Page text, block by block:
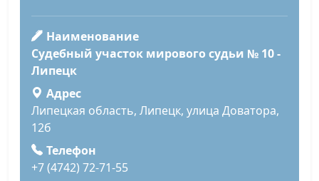
Наименование
Судебный участок мирового судьи № 10 -
Липецк
Адрес
Липецкая область, Липецк, улица Доватора,
12б
Телефон
+7 (4742) 72-71-55